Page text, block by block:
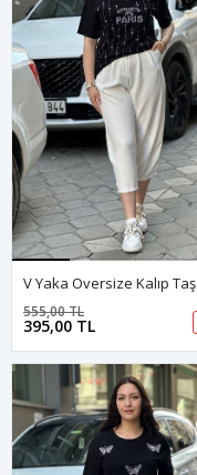
395,00 TL
555,00 TL